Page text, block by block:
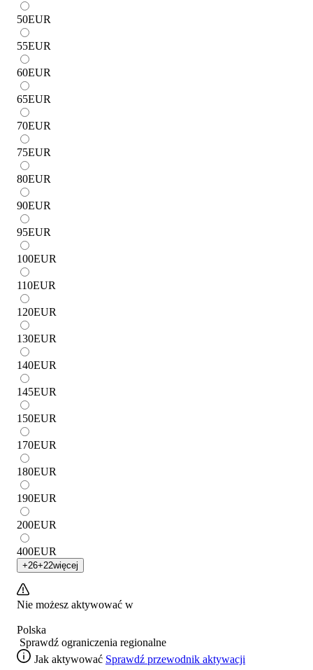
50EUR
55EUR
60EUR
65EUR
70EUR
75EUR
80EUR
90EUR
95EUR
100EUR
110EUR
120EUR
130EUR
140EUR
145EUR
150EUR
170EUR
180EUR
190EUR
200EUR
400EUR
+26+22więcej
Nie możesz aktywować w
Polska
Sprawdź ograniczenia regionalne
Jak aktywować Sprawdź przewodnik aktywacji